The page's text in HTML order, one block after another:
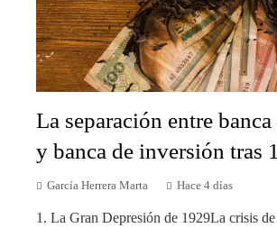
La separación entre
y banca de inversión tras
García Herrera Marta Hace 4 días
1. La Gran Depresión de 1929La crisis